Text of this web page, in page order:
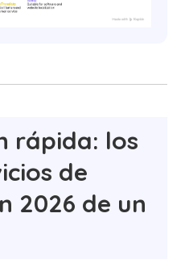
rápida: los
de
2026 de un